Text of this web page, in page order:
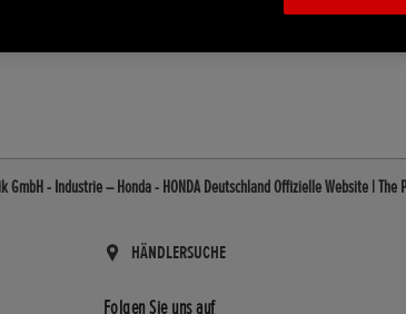
GmbH - Industrie – Honda - HONDA Deutschland Offizielle Website | The
HÄNDLERSUCHE
Folgen Sie uns auf